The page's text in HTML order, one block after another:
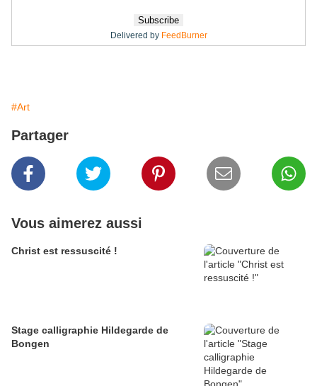
Delivered by FeedBurner
#Art
Partager
Vous aimerez aussi
Christ est ressuscité !
Stage calligraphie Hildegarde de
Bongen